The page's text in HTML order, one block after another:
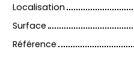
Localisation
Surface
Référence